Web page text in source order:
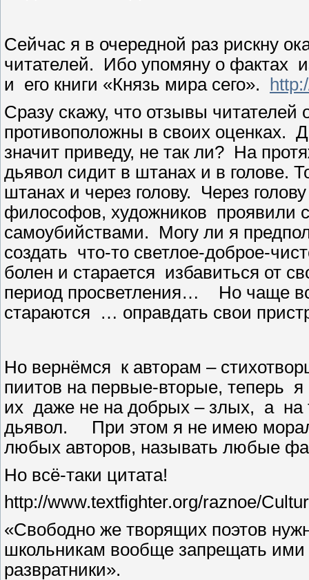
Сейчас я в очередной раз рискну
читателей.
Ибо упомяну о фактах
и
его книги «Князь мира сего».
Сразу скажу, что отзывы читателей
противоположны в своих оценках.
значит приведу, не так ли? На
дьявол сидит в штанах и в голове.
штанах и через голову.
Через
философов, художников проявили
самоубийствами.
Могу ли я
создать что-то светлое-доброе-
болен и старается избавиться от
период просветления…
Но чаще
стараются
… оправдать свои
Но вернёмся к авторам –
пиитов на первые-вторые, теперь я
их даже не на добрых – злых, а на
дьявол.
При этом я не имею
любых авторов, называть любые
Но всё-таки цитата!
http://www.textfighter.org/raznoe/
«Свободно же творящих поэтов
школьникам вообще запрещать
развратники».